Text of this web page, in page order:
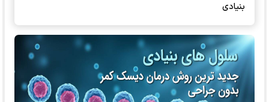
بنیادی